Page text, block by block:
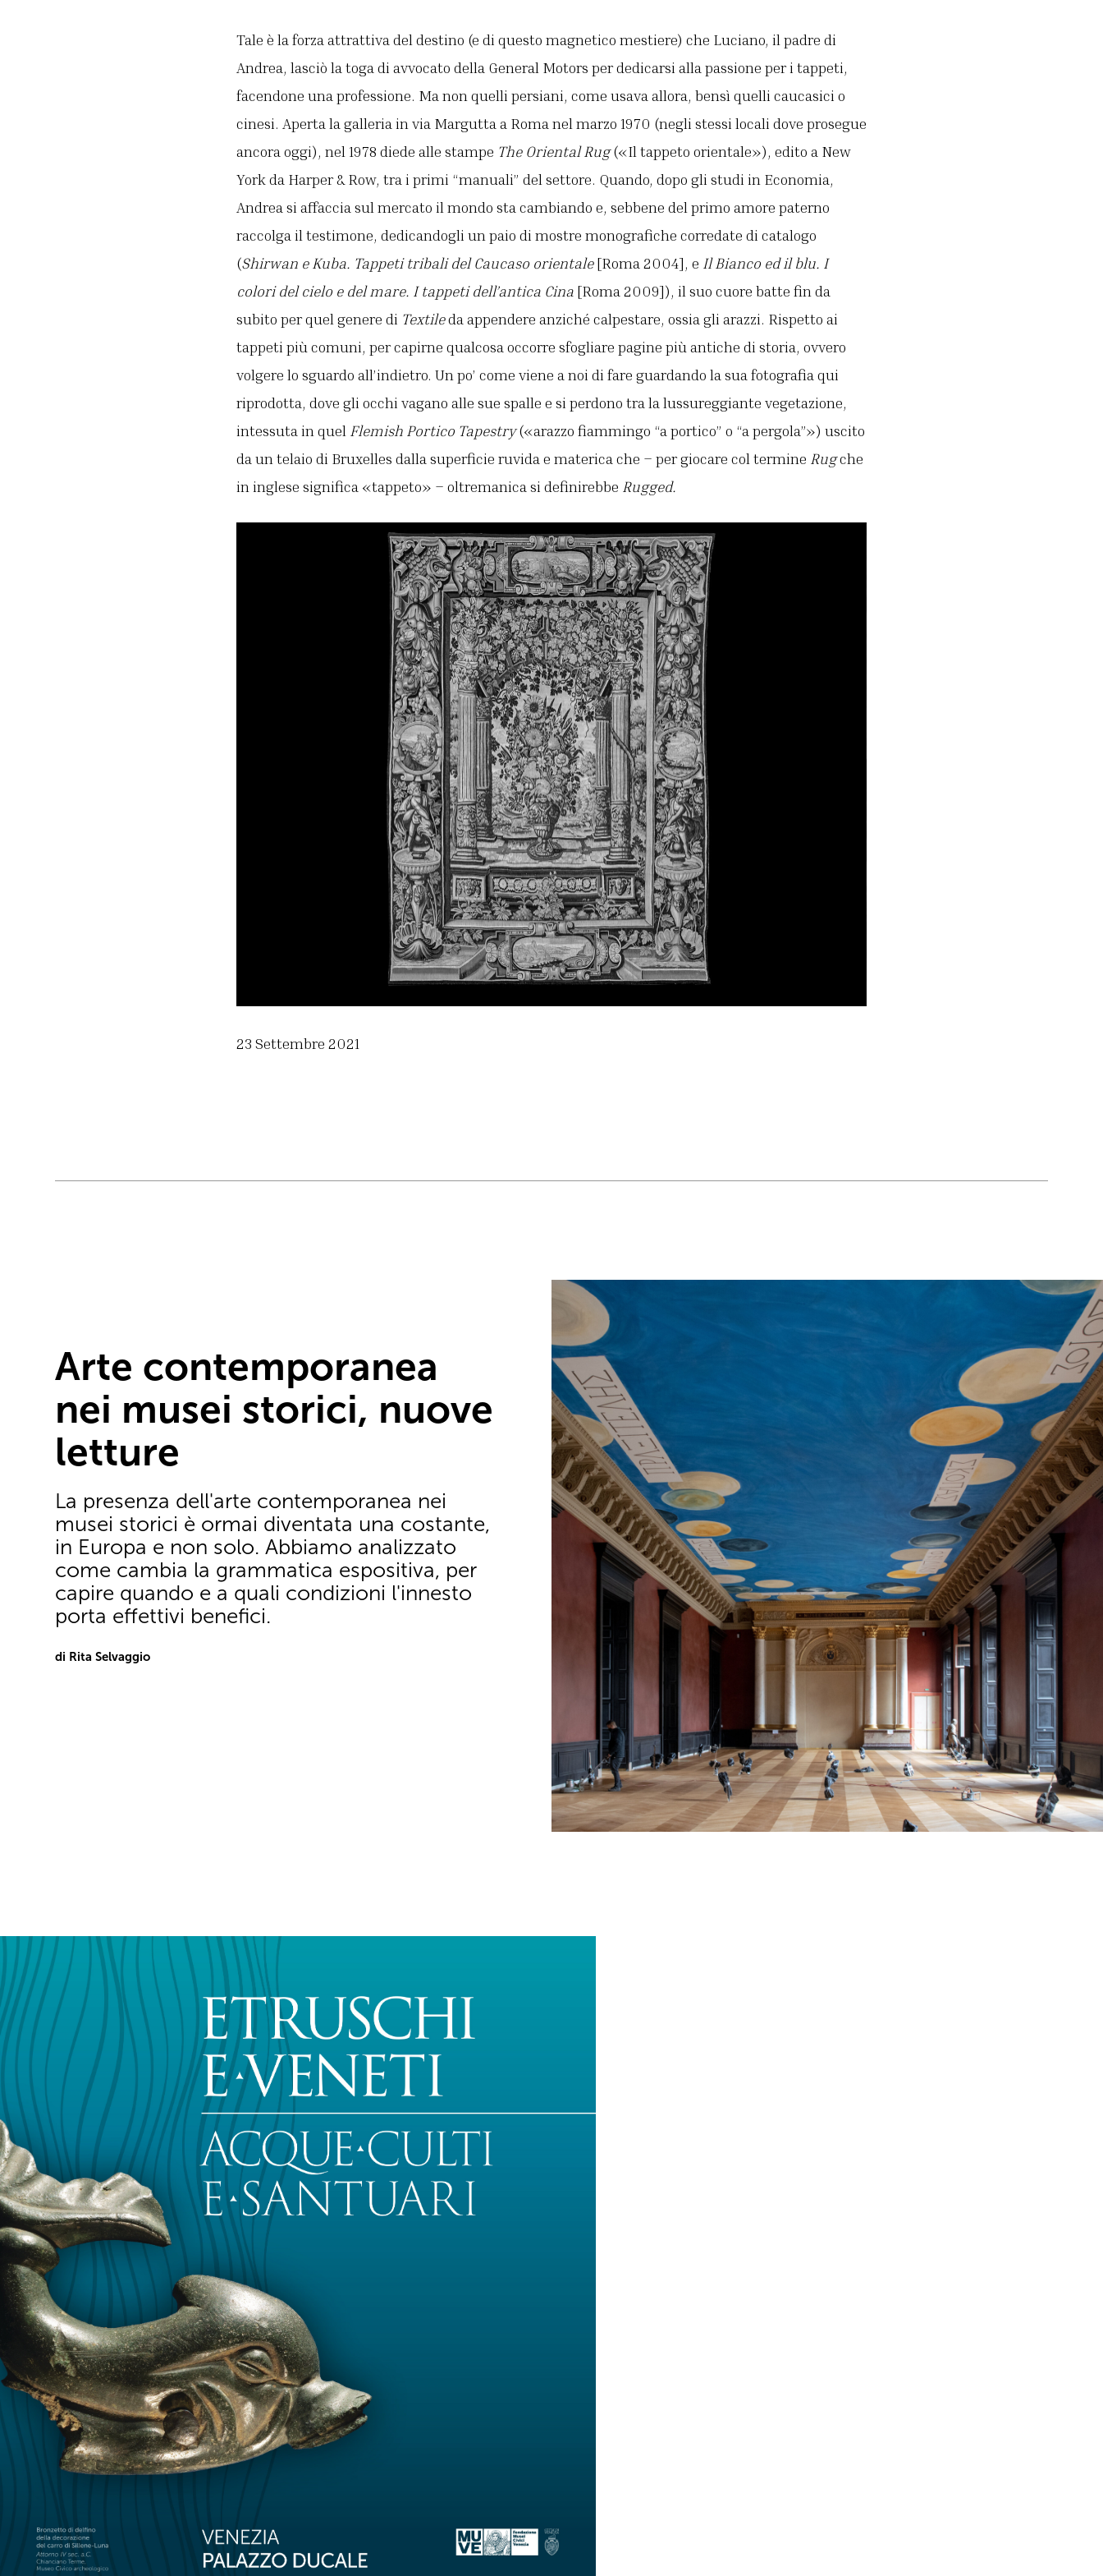
Tale è la forza attrattiva del destino (e di questo magnetico mestiere) che Luciano, il padre di
Andrea, lasciò la toga di avvocato della General Motors per dedicarsi alla passione per i tappeti,
facendone una professione. Ma non quelli persiani, come usava allora, bensì quelli caucasici o
cinesi. Aperta la galleria in via Margutta a Roma nel marzo 1970 (negli stessi locali dove prosegue
ancora oggi), nel 1978 diede alle stampe The Oriental Rug(«Il tappeto orientale»), edito a New
York da Harper & Row, tra i primi “manuali” del settore. Quando, dopo gli studi in Economia,
Andrea si affaccia sul mercato il mondo sta cambiando e, sebbene del primo amore paterno
raccolga il testimone, dedicandogli un paio di mostre monografiche corredate di catalogo
(Shirwan e Kuba. Tappeti tribali del Caucaso orientale[Roma 2004], e Il Bianco ed il blu. I
colori del cielo e del mare. I tappeti dell’antica Cina [Roma 2009]), il suo cuore batte fin da
subito per quel genere di Textileda appendere anziché calpestare, ossia gli arazzi. Rispetto ai
tappeti più comuni, per capirne qualcosa occorre sfogliare pagine più antiche di storia, ovvero
volgere lo sguardo all’indietro. Un po’ come viene a noi di fare guardando la sua fotografia qui
riprodotta, dove gli occhi vagano alle sue spalle e si perdono tra la lussureggiante vegetazione,
intessuta in quel Flemish Portico Tapestry(«arazzo fiammingo “a portico” o “a pergola”») uscito
da un telaio di Bruxelles dalla superficie ruvida e materica che – per giocare col termine Rugche
in inglese significa «tappeto» – oltremanica si definirebbe Rugged.
23 Settembre 2021
Arte contemporanea
nei musei storici, nuove
letture
La presenza dell'arte contemporanea nei
musei storici è ormai diventata una costante,
in Europa e non solo. Abbiamo analizzato
come cambia la grammatica espositiva, per
capire quando e a quali condizioni l'innesto
porta effettivi benefici.
di Rita Selvaggio